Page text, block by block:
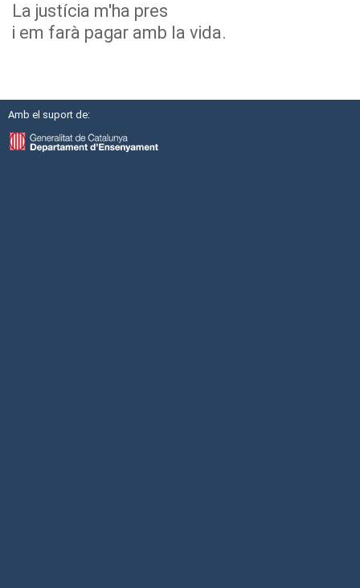
La justícia m'ha pres
i em farà pagar amb la vida.
Amb el suport de: